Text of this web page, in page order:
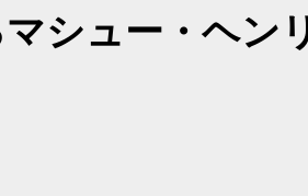
シュー・ヘン